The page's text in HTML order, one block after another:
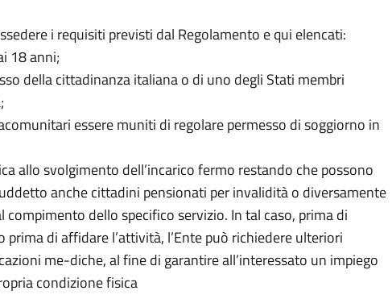
i requisiti previsti dal Regolamento e qui elencati:
18 anni;
della cittadinanza italiana o di uno degli Stati membri
essere muniti di regolare permesso di soggiorno in
allo svolgimento dell’incarico fermo restando che possono
anche cittadini pensionati per invalidità o diversamente
compimento dello specifico servizio. In tal caso, prima di
prima di affidare l’attività, l’Ente può richiedere ulteriori
me-diche, al fine di garantire all’interessato un impiego
condizione fisica